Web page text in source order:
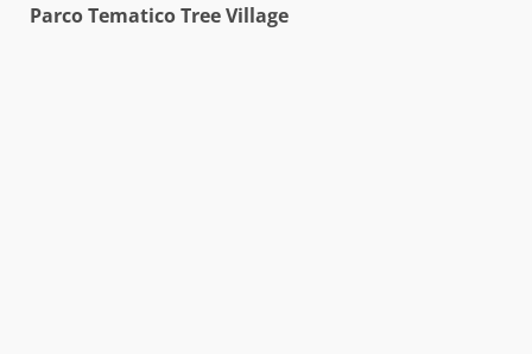
Parco Tematico Tree Village